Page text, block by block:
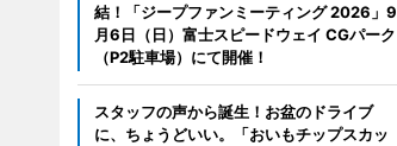
結！「ジープファンミーティング 2026」9
月6日（日）富士スピードウェイ CGパーク
（P2駐車場）にて開催！
スタッフの声から誕生！お盆のドライブ
に、ちょうどいい。「おいもチップスカッ